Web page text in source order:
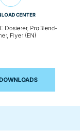
CENTER
Dosierer, ProBlend-
Flyer (EN)
PRORATE